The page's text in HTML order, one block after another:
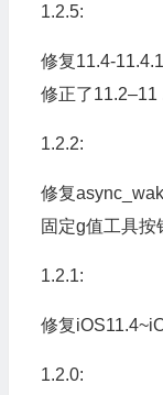
1.2.5:
修复11.4-
修正了11.2–11
1.2.2:
修复
固定g值工具按
1.2.1:
修复
1.2.0: